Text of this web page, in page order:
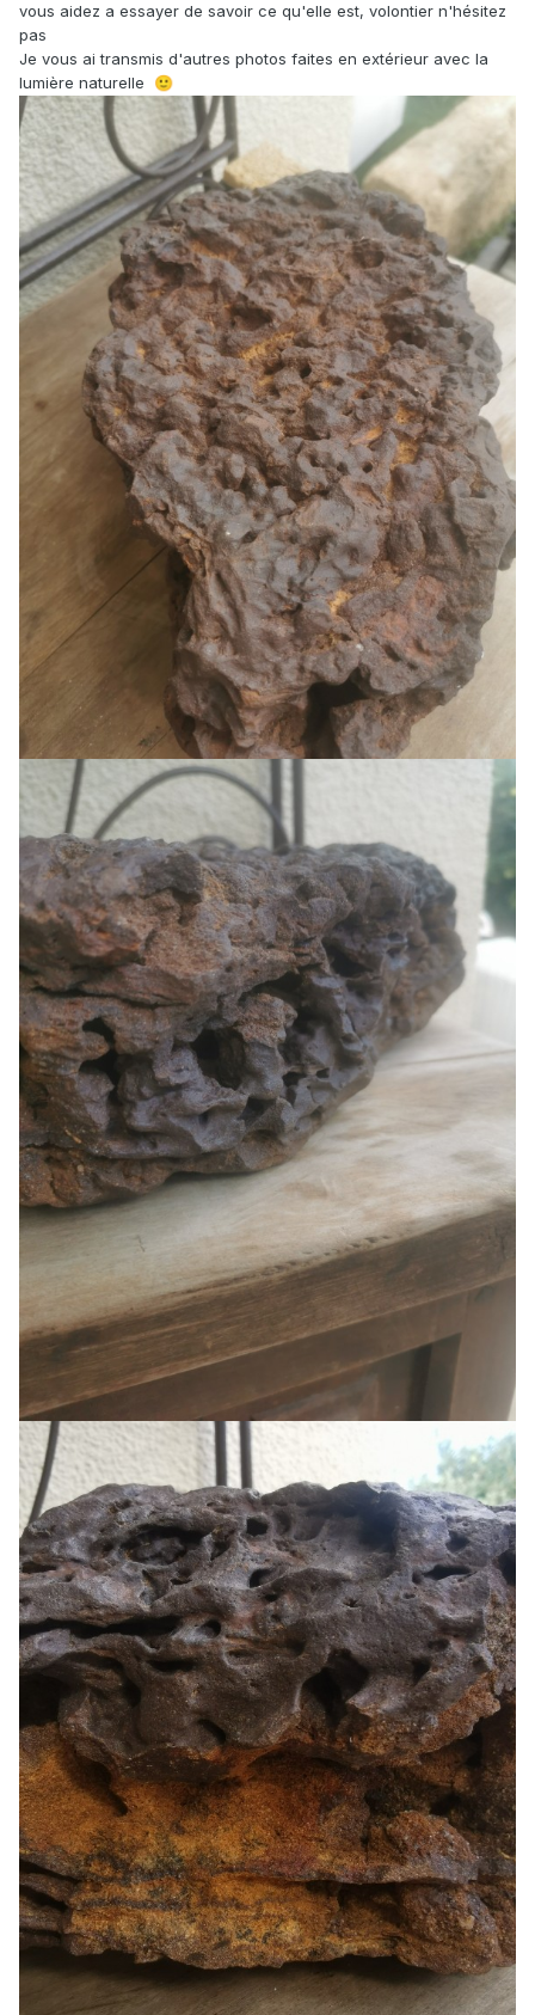
vous aidez a essayer de savoir ce qu'elle est, volontier n'hésitez
pas
Je vous ai transmis d'autres photos faites en extérieur avec la
lumière naturelle 🙂